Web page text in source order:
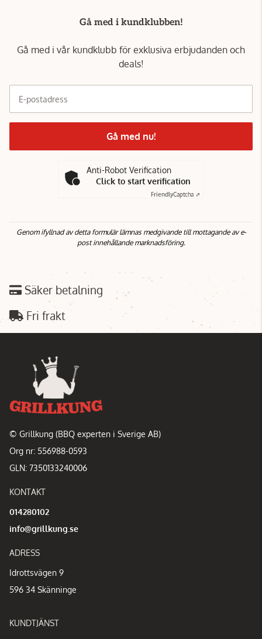
Gå med i kundklubben!
Gå med i vår kundklubb för exklusiva erbjudanden och
deals!
E-postadress
Gå med nu!
Anti-Robot Verification
Click to start verification
FriendlyCaptcha ⇗
Genom ifyllnad av detta formulär lämnas medgivande till mottagande av e-
post innehållande marknadsföring.
Säker betalning
Fri frakt
© Grillkung (BBQ experten i Sverige AB)
Org nr: 556988-0593
GLN: 7350133240006
KONTAKT
014280102
info@grillkung.se
ADRESS
Idrottsvägen 9
596 34 Skänninge
KUNDTJÄNST